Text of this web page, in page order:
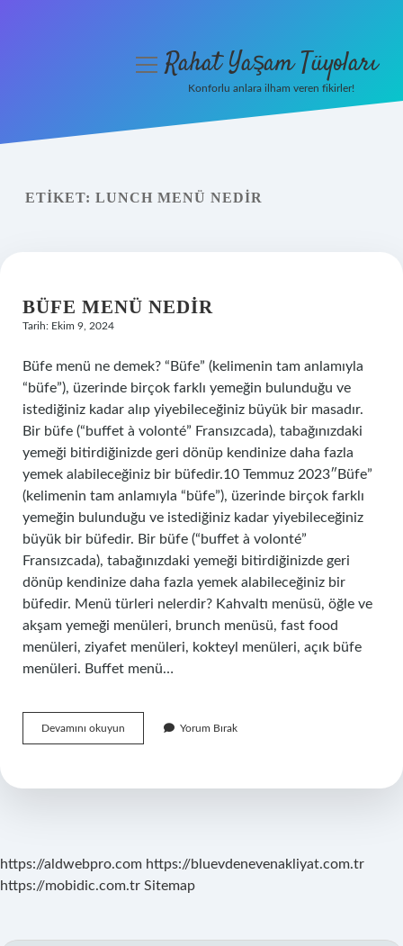
Yasal Uyarı
menüyüRahat Yaşam Tüyoları
Konforlu anlara ilham veren fikirler!
ETIKET: LUNCH MENÜ NEDIR
BÜFE MENÜ NEDIR
Tarih: Ekim 9, 2024
Büfe menü ne demek? “Büfe” (kelimenin tam anlamıyla
“büfe”), üzerinde birçok farklı yemeğin bulunduğu ve
istediğiniz kadar alıp yiyebileceğiniz büyük bir masadır.
Bir büfe (“buffet à volonté” Fransızcada), tabağınızdaki
yemeği bitirdiğinizde geri dönüp kendinize daha fazla
yemek alabileceğiniz bir büfedir.10 Temmuz 2023″Büfe”
(kelimenin tam anlamıyla “büfe”), üzerinde birçok farklı
yemeğin bulunduğu ve istediğiniz kadar yiyebileceğiniz
büyük bir büfedir. Bir büfe (“buffet à volonté”
Fransızcada), tabağınızdaki yemeği bitirdiğinizde geri
dönüp kendinize daha fazla yemek alabileceğiniz bir
büfedir. Menü türleri nelerdir? Kahvaltı menüsü, öğle ve
akşam yemeği menüleri, brunch menüsü, fast food
menüleri, ziyafet menüleri, kokteyl menüleri, açık büfe
menüleri. Buffet menü…
Devamını okuyun
Menü
Yorum Bırak
https://aldwebpro.com https://bluevdenevenakliyat.com.tr
https://mobidic.com.tr Sitemap